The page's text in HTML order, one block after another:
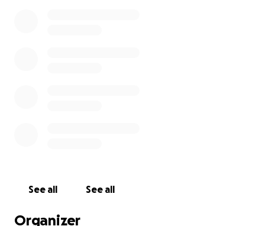
folgende Kosten decken:
Faire Bezahlung für Kulturschaffende:
See all See all
Organizer